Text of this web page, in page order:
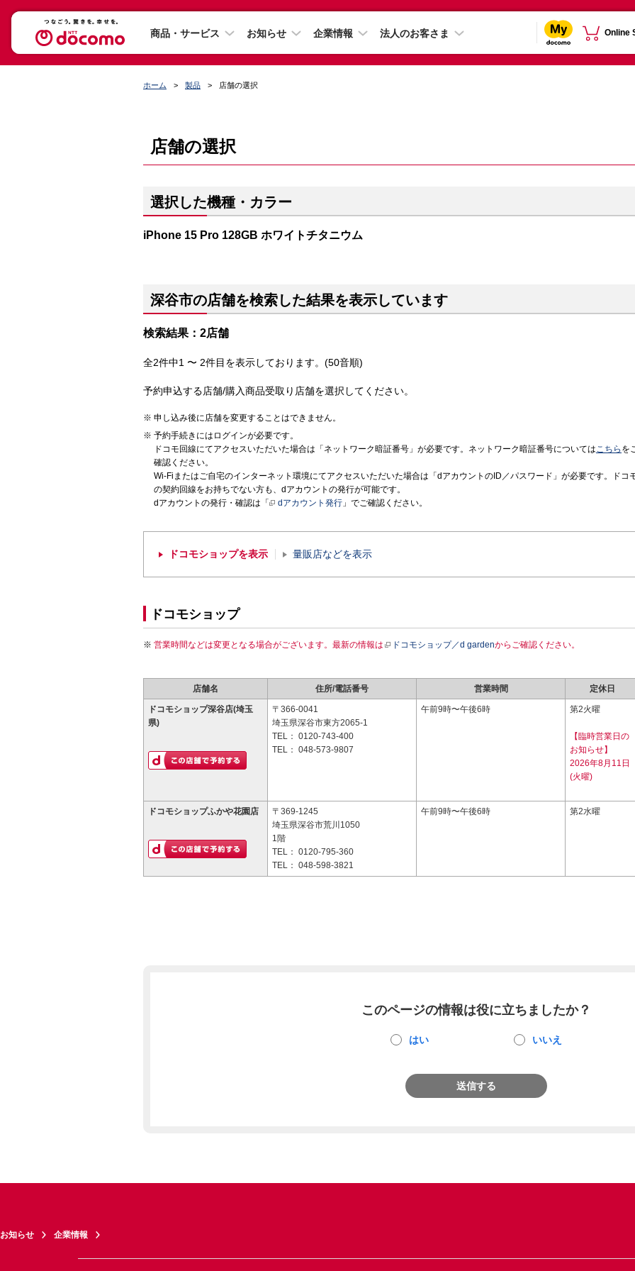
商品・サービス お知らせ 企業情報 法人のお客さま Online
ホーム 製品 店舗の選択
店舗の選択
選択した機種・カラー
iPhone 15 Pro 128GB ホワイトチタニウム
深谷市の店舗を検索した結果を表示しています
検索結果：2店舗
全2件中1 〜 2件目を表示しております。(50音順)
予約申込する店舗/購入商品受取り店舗を選択してください。
申し込み後に店舗を変更することはできません。
予約手続きにはログインが必要です。
ドコモ回線にてアクセスいただいた場合は「ネットワーク暗証番号」が必要です。ネットワーク暗証番号についてはこちら を
確認ください。
Wi-Fiまたはご自宅のインターネット環境にてアクセスいただいた場合は「dアカウントのID／パスワード」が必要です。ドコ
の契約回線をお持ちでない方も、dアカウントの発行が可能です。
dアカウントの発行・確認は「
dアカウント発行 」でご確認ください。
ドコモショップを表示 量販店などを表示
ドコモショップ
営業時間などは変更となる場合がございます。最新の情報は ドコモショップ／d gardenからご確認ください。
店舗名 住所/電話番号 営業時間 定休日
ドコモショップ深谷店(埼玉
県)
〒366-0041
埼玉県深谷市東方2065-1
TEL： 0120-743-400
TEL： 048-573-9807
午前9時〜午後6時 第2火曜
【臨時営業日の
お知らせ】
2026年8月11日
(火曜)
ドコモショップふかや花園店
〒369-1245
埼玉県深谷市荒川1050
1階
TEL： 0120-795-360
TEL： 048-598-3821
午前9時〜午後6時 第2水曜
このページの情報は役に立ちましたか？
はい いいえ
送信する
お知らせ 企業情報